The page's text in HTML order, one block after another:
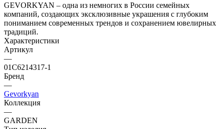
GEVORKYAN – одна из немногих в России семейных
компаний, создающих эксклюзивные украшения с глубоким
пониманием современных трендов и сохранением ювелирных
традиций.
Характеристики
Артикул
—
01С6214317-1
Бренд
—
Gevorkyan
Коллекция
—
GARDEN